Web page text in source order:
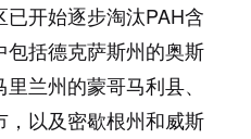
开始逐步淘汰PAH含
括德克萨斯州的奥斯
兰州的蒙哥马利县、
以及密歇根州和威斯